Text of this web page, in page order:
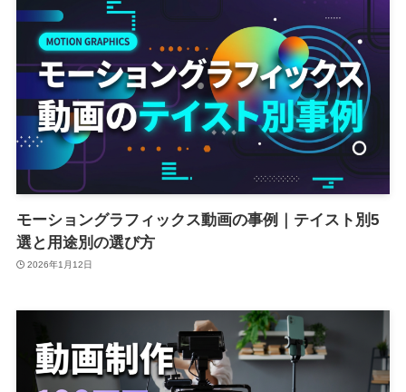
モーショングラフィックス動画の事例｜テイスト別5
選と用途別の選び方
2026年1月12日